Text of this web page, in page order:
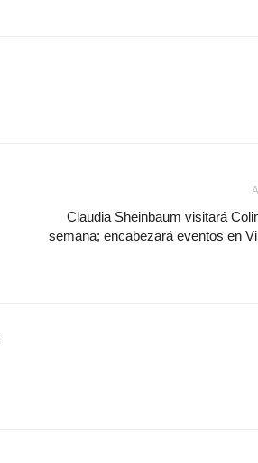
Claudia Sheinbaum visitará
semana; encabezará eventos en